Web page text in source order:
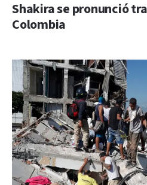
Shakira se pronunció
Colombia